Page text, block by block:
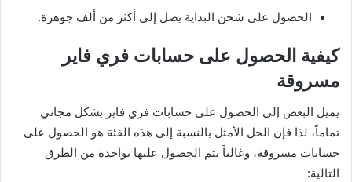
الحصول على شحن البداية يصل إلى أكثر من ألف جوهرة.
كيفية الحصول على حسابات فري فاير
مسروقة
يميل البعض إلى الحصول على حسابات فري فاير بشكل مجاني
تماماً، لذا فإن الحل الأمثل بالنسبة إلى هذه الفئة هو الحصول على
حسابات مسروقة، وغالباً يتم الحصول عليها بواحدة من الطرق
التالية: